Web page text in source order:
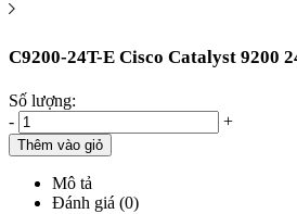
C9200-24T-E Cisco Catalyst 9200
Số lượng:
-
+
Thêm vào giỏ
Mô tả
Đánh giá (0)